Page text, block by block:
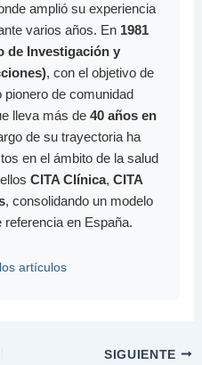
amplió su experiencia
varios años. En 1981
de Investigación y
, con el objetivo de
de comunidad
lleva más de 40 años en
de su trayectoria ha
en el ámbito de la salud
CITA Clínica, CITA
, consolidando un modelo
en España.
artículos
SIGUIENTE